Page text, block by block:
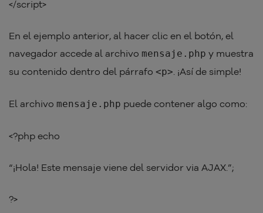
</script>
En el ejemplo anterior, al hacer clic en el botón, el
navegador accede al archivo mensaje.php y muestra
su contenido dentro del párrafo <p> . ¡Así de simple!
El archivo mensaje.php puede contener algo como:
<?php echo
“¡Hola! Este mensaje viene del servidor via AJAX.”;
?>